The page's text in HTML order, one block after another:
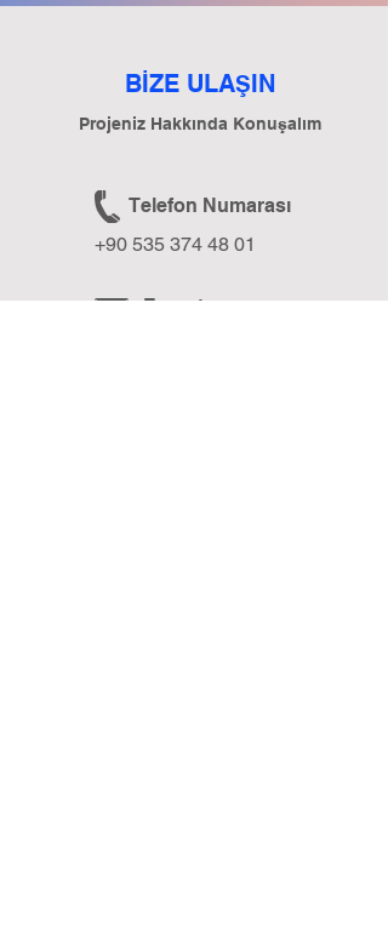
BİZE ULAŞIN
Projeniz Hakkında Konuşalım
Telefon Numarası
+90 535 374 48 01
E-posta